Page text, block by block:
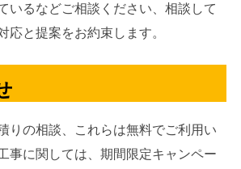
いるなどご相談ください、相談して
応と提案をお約束します。
りの相談、これらは無料でご利用い
事に関しては、 期間限定キャンペー